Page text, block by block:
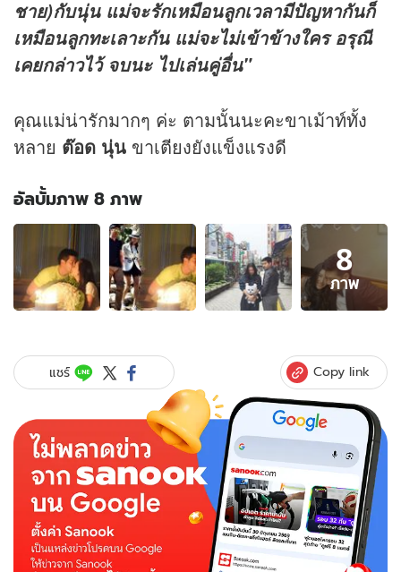
ชาย)กับนุ่น แม่จะรักเหมือนลูกเวลามีปัญหากันก็
เหมือนลูกทะเลาะกัน แม่จะไม่เข้าข้างใคร อรุณี
เคยกล่าวไว้ จบนะ ไปเล่นคู่อื่น"
คุณแม่น่ารักมากๆ ค่ะ ตามนั้นนะคะขาเม้าท์ทั้ง
หลาย ต๊อด นุ่น ขาเตียงยังแข็งแรงดี
อัลบั้มภาพ 8 ภาพ
อัลบั้ม
8
ภาพ
ของ
ปิติ
สอน
ดี
เวลา
ทะเลาะ
ภรรยา
8
ภาพ
แชร์ Copy link